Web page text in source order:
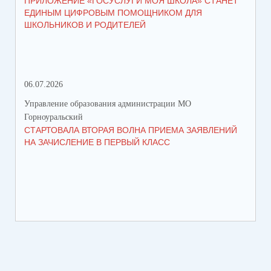
ЕДИНЫМ ЦИФРОВЫМ ПОМОЩНИКОМ ДЛЯ
ШКОЛЬНИКОВ И РОДИТЕЛЕЙ
06.07.2026
Управление образования администрации МО
Горноуральский
СТАРТОВАЛА ВТОРАЯ ВОЛНА ПРИЕМА ЗАЯВЛЕНИЙ
НА ЗАЧИСЛЕНИЕ В ПЕРВЫЙ КЛАСС